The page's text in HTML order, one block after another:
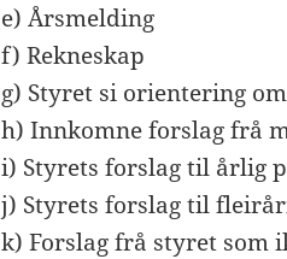
e) Årsmelding
f) Rekneskap
g) Styret si orientering
h) Innkomne forslag frå
i) Styrets forslag til årlig
j) Styrets forslag til
k) Forslag frå styret som